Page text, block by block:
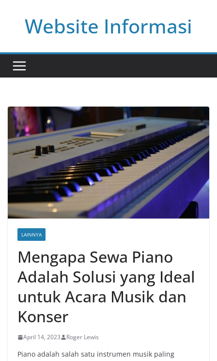
contentWebsite Informasi
LAINNYA
Mengapa Sewa Piano
Adalah Solusi yang Ideal
untuk Acara Musik dan
Konser
April 14, 2023 Roger Lewis
Piano adalah salah satu instrumen musik paling